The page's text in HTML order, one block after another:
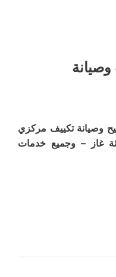
وصيانة تكييف مركزي
غاز – وجميع خدمات